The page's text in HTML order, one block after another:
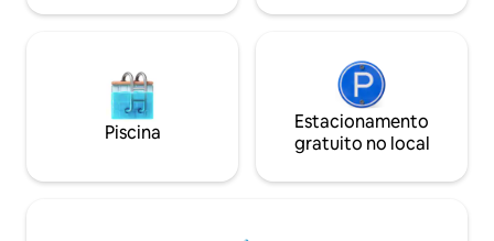
Piscina
Estacionamento
gratuito no local